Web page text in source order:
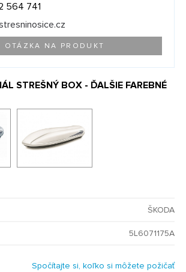
564 741
OTÁZKA NA PRODUKT
STREŠNÝ BOX - ĎALŠIE FAREBNÉ
ŠKODA
5L6071175A
Spočítajte si, koľko si môžete požičať